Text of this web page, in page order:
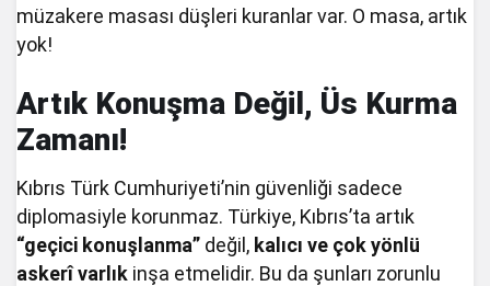
müzakere masası düşleri kuranlar var. O masa, artık
yok!
Artık Konuşma Değil, Üs Kurma
Zamanı!
Kıbrıs Türk Cumhuriyeti’nin güvenliği sadece
diplomasiyle korunmaz. Türkiye, Kıbrıs’ta artık
“geçici konuşlanma” değil, kalıcı ve çok yönlü
askerî varlık inşa etmelidir. Bu da şunları zorunlu